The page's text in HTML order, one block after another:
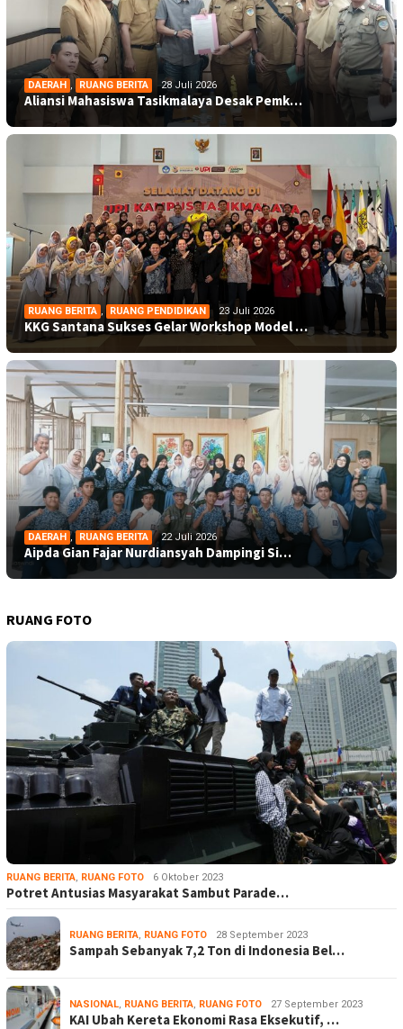
DAERAH , RUANG BERITA 28 Juli 2026
Aliansi Mahasiswa Tasikmalaya Desak Pemk…
RUANG BERITA , RUANG PENDIDIKAN 23 Juli 2026
KKG Santana Sukses Gelar Workshop Model …
DAERAH , RUANG BERITA 22 Juli 2026
Aipda Gian Fajar Nurdiansyah Dampingi Si…
RUANG FOTO
RUANG BERITA, RUANG FOTO 6 Oktober 2023
Potret Antusias Masyarakat Sambut Parade…
RUANG BERITA, RUANG FOTO 28 September 2023
Sampah Sebanyak 7,2 Ton di Indonesia Bel…
NASIONAL, RUANG BERITA, RUANG FOTO 27 September 2023
KAI Ubah Kereta Ekonomi Rasa Eksekutif, …